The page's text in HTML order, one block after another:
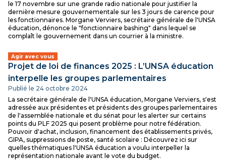
le 17 novembre sur une grande radio nationale pour justifier la
dernière mesure gouvernementale sur les 3 jours de carence pour
les fonctionnaires. Morgane Verviers, secrétaire générale de l'UNSA
éducation, dénonce le "fonctionnaire bashing" dans lequel se
complaît le gouvernement dans un courrier à la ministre.
Agir avec vous
Projet de loi de finances 2025 : L’UNSA éducation
interpelle les groupes parlementaires
Publié le 24 octobre 2024
La secrétaire générale de l'UNSA éducation, Morgane Verviers, s'est
adressée aux présidentes et présidents des groupes parlementaires
de l'assemblée nationale et du sénat pour les alerter sur certains
points du PLF 2025 qui posent problème pour notre fédération.
Pouvoir d'achat, inclusion, financement des établissements privés,
GIPA, suppressions de poste, santé scolaire : Découvrez ici sur
quelles thématiques l'UNSA éducation a voulu interpeller la
représentation nationale avant le vote du budget.